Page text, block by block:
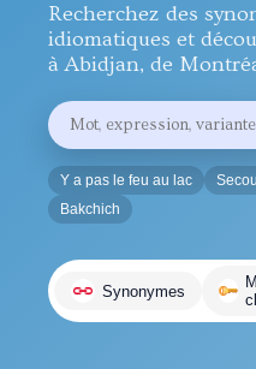
Recherchez des
idiomatiques et
à Abidjan, de
Rechercher
un
mot,
une
expression
ou
une
Y a pas le feu au lac
Bakchich
Synonymes